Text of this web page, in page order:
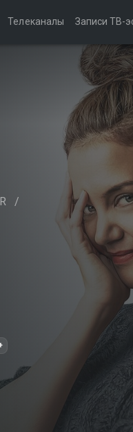
Телеканалы Записи ТВ-
/